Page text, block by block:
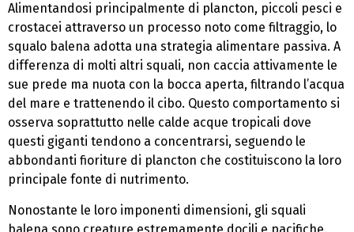
Alimentandosi principalmente di plancton, piccoli pesci e
crostacei attraverso un processo noto come filtraggio, lo
squalo balena adotta una strategia alimentare passiva. A
differenza di molti altri squali, non caccia attivamente le
sue prede ma nuota con la bocca aperta, filtrando l’acqua
del mare e trattenendo il cibo. Questo comportamento si
osserva soprattutto nelle calde acque tropicali dove
questi giganti tendono a concentrarsi, seguendo le
abbondanti fioriture di plancton che costituiscono la loro
principale fonte di nutrimento.
Nonostante le loro imponenti dimensioni, gli squali